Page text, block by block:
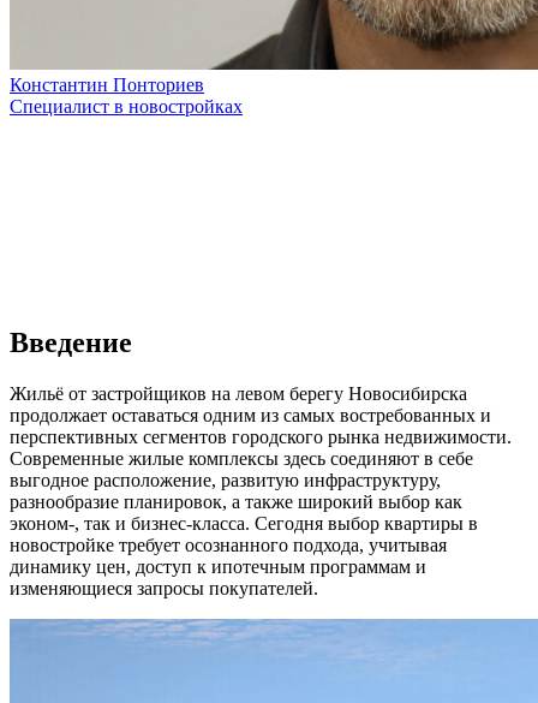
Константин Понториев
Специалист в новостройках
Введение
Жильё от застройщиков на левом берегу Новосибирска
продолжает оставаться одним из самых востребованных и
перспективных сегментов городского рынка недвижимости.
Современные жилые комплексы здесь соединяют в себе
выгодное расположение, развитую инфраструктуру,
разнообразие планировок, а также широкий выбор как
эконом-, так и бизнес-класса. Сегодня выбор квартиры в
новостройке требует осознанного подхода, учитывая
динамику цен, доступ к ипотечным программам и
изменяющиеся запросы покупателей.